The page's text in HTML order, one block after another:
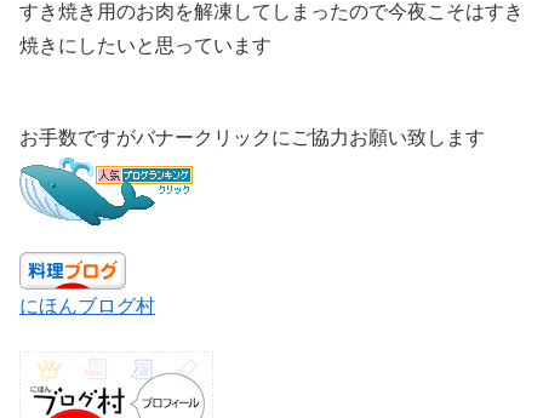
すき焼き用のお肉を解凍してしまったので今夜こそはすき
焼きにしたいと思っています
お手数ですがバナークリックにご協力お願い致します
にほんブログ村